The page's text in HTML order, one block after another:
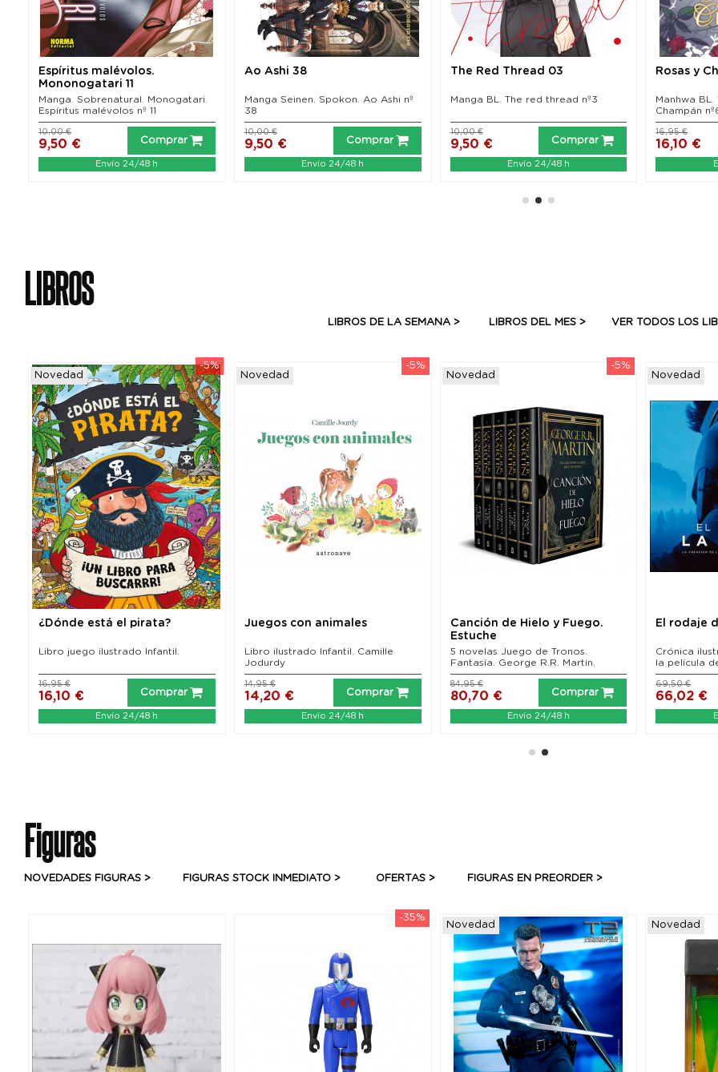
Espíritus malévolos.
Mononogatari 11
Manga. Sobrenatural. Monogatari.
Espíritus malévolos nº 11
9,50 €
10,00 €
Comprar
Envío 24/48 h
Ao Ashi 38
Manga Seinen. Spokon. Ao Ashi nº
38
9,50 €
10,00 €
Comprar
Envío 24/48 h
The Red Thread 03
Manga BL. The red thread nº3
9,50 €
10,00 €
Comprar
Envío 24/48 h
Rosas y
Manhwa
Champán
16,10 €
16,95 €
LIBROS
LIBROS DE LA SEMANA > LIBROS DEL MES > VER TODOS LOS
-5%
Novedad
¿Dónde está el pirata?
Libro juego ilustrado Infantil.
16,10 €
16,95 €
Comprar
Envío 24/48 h
-5%
Novedad
Juegos con animales
Libro ilustrado Infantil. Camille
Jodurdy
14,20 €
14,95 €
Comprar
Envío 24/48 h
-5%
Novedad
Canción de Hielo y Fuego.
Estuche
5 novelas Juego de Tronos.
Fantasía. George R.R. Martin.
80,70 €
84,95 €
Comprar
Envío 24/48 h
Novedad
El rodaje
Crónica
la película
66,02 €
69,50 €
Figuras
NOVEDADES FIGURAS > FIGURAS STOCK INMEDIATO > OFERTAS > FIGURAS EN PREORDER >
-35%
Novedad Novedad